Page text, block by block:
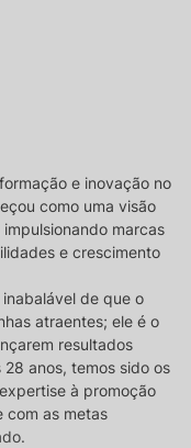
e inovação no
como uma visão
marcas
e crescimento
de que o
atraentes; ele é o
resultados
anos, temos sido os
à promoção
com as metas